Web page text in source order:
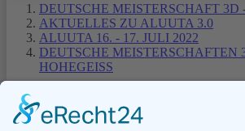
DEUTSCHE MEISTERSCHAFT 3D
AKTUELLES ZU ALUUTA 3.0
ALUUTA 16. - 17. JULI 2022
DEUTSCHE MEISTERSCHAFTEN
HOHEGEISS